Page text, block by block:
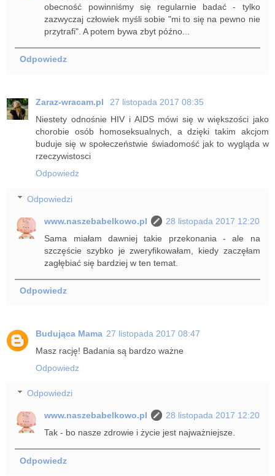
obecność powinniśmy się regularnie badać - tylko
zazwyczaj człowiek myśli sobie "mi to się na pewno nie
przytrafi". A potem bywa zbyt późno...
Odpowiedz
Zaraz-wracam.pl
27 listopada 2017 08:35
Niestety odnośnie HIV i AIDS mówi się w większości jako
chorobie osób homoseksualnych, a dzięki takim akcjom
buduje się w społeczeństwie świadomość jak to wygląda w
rzeczywistosci
Odpowiedz
Odpowiedzi
www.naszebabelkowo.pl
28 listopada 2017 12:20
Sama miałam dawniej takie przekonania - ale na
szczęście szybko je zweryfikowałam, kiedy zaczęłam
zagłębiać się bardziej w ten temat.
Odpowiedz
Budująca Mama 27 listopada 2017 08:47
Masz rację! Badania są bardzo ważne
Odpowiedz
Odpowiedzi
www.naszebabelkowo.pl
28 listopada 2017 12:20
Tak - bo nasze zdrowie i życie jest najważniejsze.
Odpowiedz